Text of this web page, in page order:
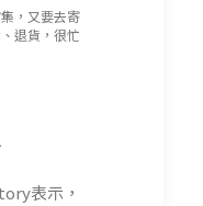
，又要去寄
退貨，很忙
表示，